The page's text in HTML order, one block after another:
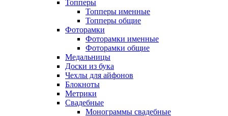
Топперы
Топперы именные
Топперы общие
Фоторамки
Фоторамки именные
Фоторамки общие
Медальницы
Доски из бука
Чехлы для айфонов
Блокноты
Метрики
Свадебные
Монограммы свадебные